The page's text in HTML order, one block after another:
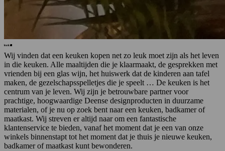
Wij vinden dat een keuken kopen net zo leuk moet zijn als het leven
in die keuken. Alle maaltijden die je klaarmaakt, de gesprekken met
vrienden bij een glas wijn, het huiswerk dat de kinderen aan tafel
maken, de gezelschapsspelletjes die je speelt … De keuken is het
centrum van je leven. Wij zijn je betrouwbare partner voor
prachtige, hoogwaardige Deense designproducten in duurzame
materialen, of je nu op zoek bent naar een keuken, badkamer of
maatkast. Wij streven er altijd naar om een fantastische
klantenservice te bieden, vanaf het moment dat je een van onze
winkels binnenstapt tot het moment dat je thuis je nieuwe keuken,
badkamer of maatkast kunt bewonderen.